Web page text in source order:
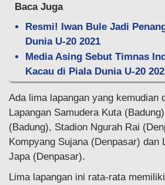
Baca Juga
Resmi! Iwan Bule Jadi
Dunia U-20 2021
Media Asing Sebut Timnas
Kacau di Piala Dunia U-20
Ada lima lapangan yang kemudian
Lapangan Samudera Kuta
(Badung), Stadion Ngurah Rai
Kompyang Sujana (Denpasar) dan
Japa (Denpasar).
Lima lapangan ini rata-rata